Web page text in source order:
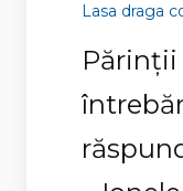
Lasa draga
Părinții